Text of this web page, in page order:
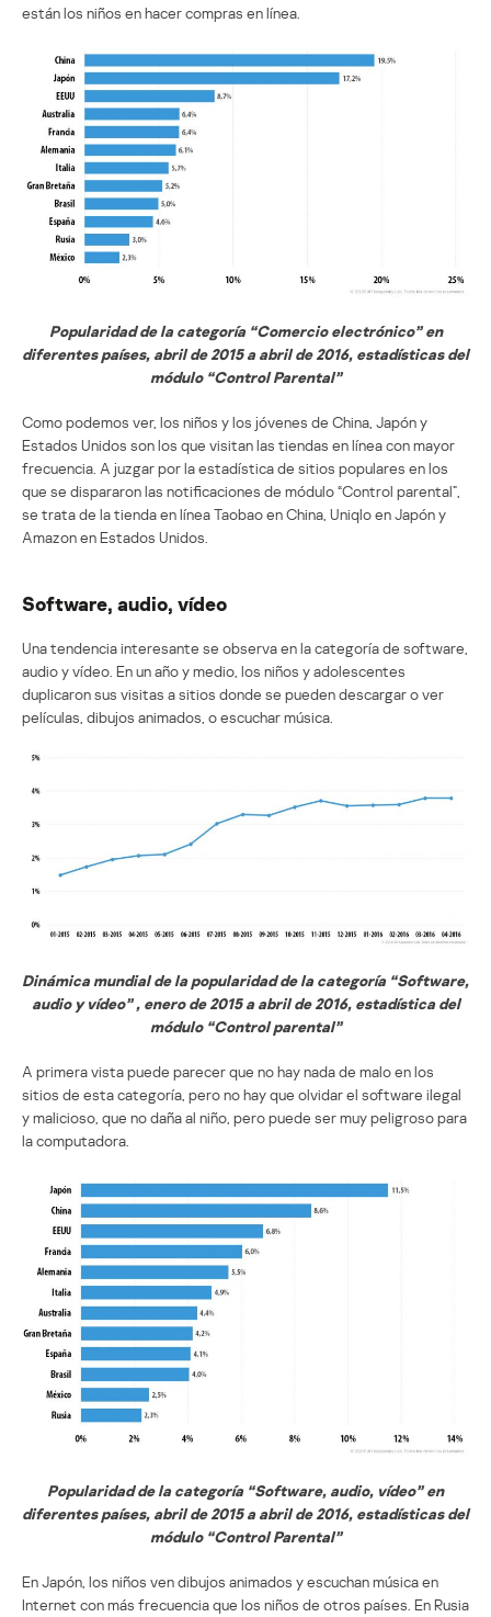
están los niños en hacer compras en línea.
Popularidad de la categoría “Comercio electrónico” en
diferentes países, abril de 2015 a abril de 2016, estadísticas del
módulo “Control Parental”
Como podemos ver, los niños y los jóvenes de China, Japón y
Estados Unidos son los que visitan las tiendas en línea con mayor
frecuencia. A juzgar por la estadística de sitios populares en los
que se dispararon las notificaciones de módulo “Control parental”,
se trata de la tienda en línea Taobao en China, Uniqlo en Japón y
Amazon en Estados Unidos.
Software, audio, vídeo
Una tendencia interesante se observa en la categoría de software,
audio y vídeo. En un año y medio, los niños y adolescentes
duplicaron sus visitas a sitios donde se pueden descargar o ver
películas, dibujos animados, o escuchar música.
Dinámica mundial de la popularidad de la categoría “Software,
audio y vídeo” , enero de 2015 a abril de 2016, estadística del
módulo “Control parental”
A primera vista puede parecer que no hay nada de malo en los
sitios de esta categoría, pero no hay que olvidar el software ilegal
y malicioso, que no daña al niño, pero puede ser muy peligroso para
la computadora.
Popularidad de la categoría “Software, audio, vídeo” en
diferentes países, abril de 2015 a abril de 2016, estadísticas del
módulo “Control Parental”
En Japón, los niños ven dibujos animados y escuchan música en
Internet con más frecuencia que los niños de otros países. En Rusia